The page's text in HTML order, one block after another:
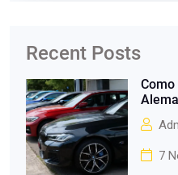
Recent Posts
7